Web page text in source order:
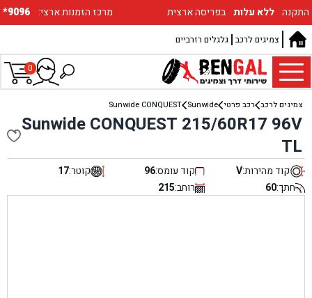
*9096 :מרכז הזמנות ארצי התקנה ללא עלות בפריסה ארצית
גלגלים רזרביים צמיגים לרכב
0
צמיגים לרכב רכב פרטי Sunwide
Sunwide CONQUEST
Sunwide CONQUEST 215/60R17 96V
TL
קוד מהירות:V קוד עומס:96 קוטר:17
חתך:60 רוחב:215